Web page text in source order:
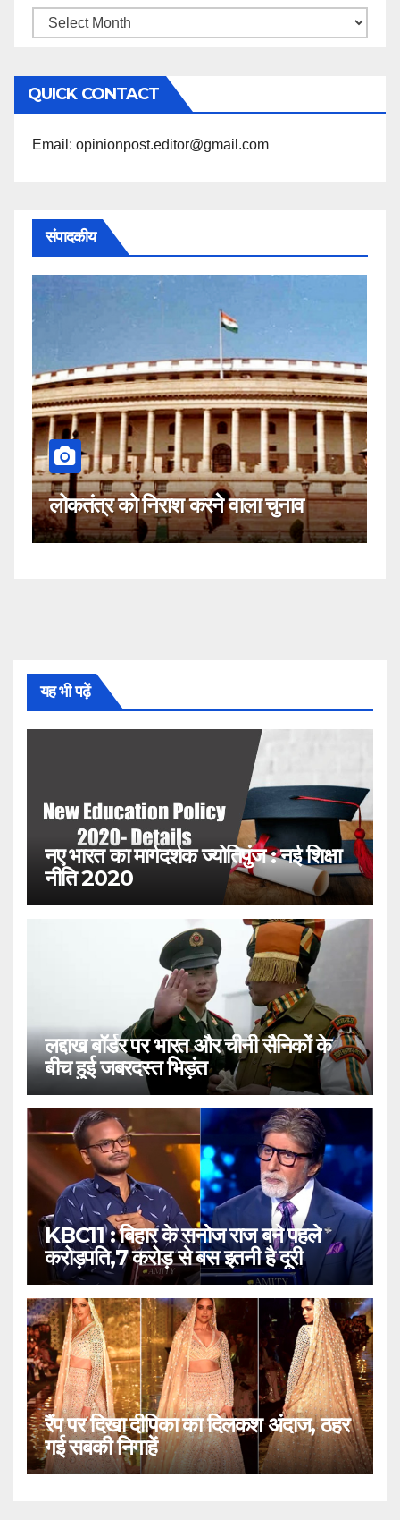
महिने
अनुसार
पढ़ें
QUICK CONTACT
Email: opinionpost.editor@gmail.com
संपादकीय
वाला चुनाव
कहीं यह सीजेआई के खिलाफ
नहीं!
यह भी पढ़ें
नए भारत का मार्गदर्शक ज्योतिपुंज : नई शिक्षा
नीति 2020
लद्दाख बॉर्डर पर भारत और चीनी सैनिकों के
बीच हुई जबरदस्त भिड़ंत
KBC11 : बिहार के सनोज राज बने पहले
करोड़पति,7 करोड़ से बस इतनी है दूरी
रैंप पर दिखा दीपिका का दिलकश अंदाज, ठहर
गई सबकी निगाहें